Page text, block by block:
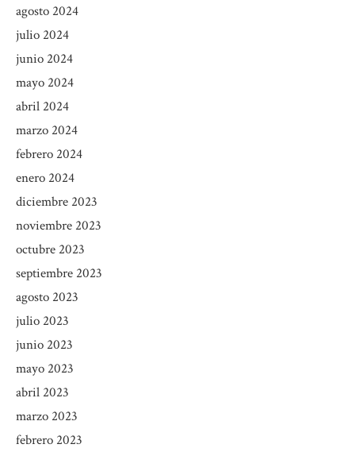
agosto 2024
julio 2024
junio 2024
mayo 2024
abril 2024
marzo 2024
febrero 2024
enero 2024
diciembre 2023
noviembre 2023
octubre 2023
septiembre 2023
agosto 2023
julio 2023
junio 2023
mayo 2023
abril 2023
marzo 2023
febrero 2023